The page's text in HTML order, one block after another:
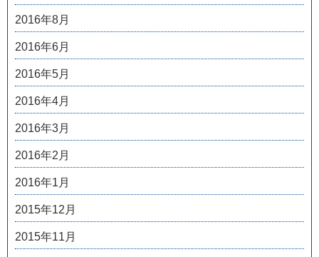
2016年8月
2016年6月
2016年5月
2016年4月
2016年3月
2016年2月
2016年1月
2015年12月
2015年11月